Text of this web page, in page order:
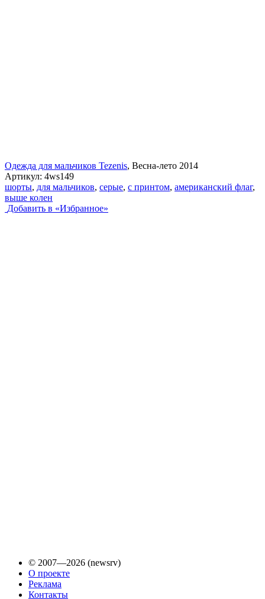
Одежда для мальчиков Tezenis, Весна-лето 2014
Артикул: 4ws149
шорты, для мальчиков, серые, с принтом, американский флаг,
выше колен
Добавить в «Избранное»
© 2007—2026 (newsrv)
О проекте
Реклама
Контакты